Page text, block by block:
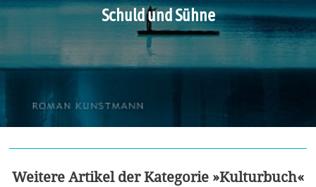
Schuld und Sühne
Weitere Artikel der Kategorie »Kulturbuch«